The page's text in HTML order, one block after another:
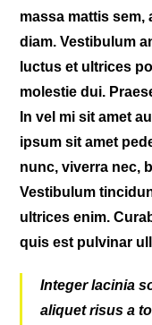
massa mattis sem,
diam. Vestibulum
luctus et ultrices
molestie dui.
In vel mi sit amet
ipsum sit amet
nunc, viverra nec,
Vestibulum
ultrices enim.
quis est pulvinar
Integer lacinia
aliquet risus a